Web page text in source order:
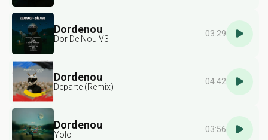
Dordenou
Dor De Nou V3
03:29
Dordenou
Departe (Remix)
04:42
Dordenou
Yolo
03:56